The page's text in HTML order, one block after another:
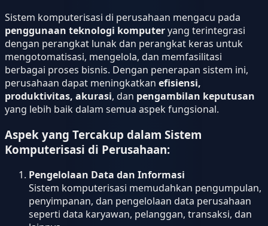
Sistem komputerisasi di perusahaan mengacu pada
penggunaan teknologi komputeryang terintegrasi
dengan perangkat lunak dan perangkat keras untuk
mengotomatisasi, mengelola, dan memfasilitasi
berbagai proses bisnis. Dengan penerapan sistem ini,
perusahaan dapat meningkatkan efisiensi,
produktivitas, akurasi, dan pengambilan keputusan
yang lebih baik dalam semua aspek fungsional.
Aspek yang Tercakup dalam Sistem
Komputerisasi di Perusahaan:
Pengelolaan Data dan Informasi
Sistem komputerisasi memudahkan pengumpulan,
penyimpanan, dan pengelolaan data perusahaan
seperti data karyawan, pelanggan, transaksi, dan